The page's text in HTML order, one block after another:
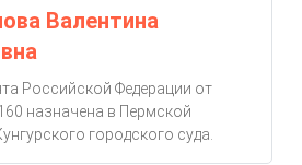
Валентина
Российской Федерации от
назначена в Пермской
городского суда.